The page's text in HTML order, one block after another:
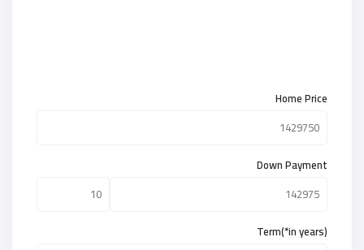
Home Price
Down Payment
Term(*in years)